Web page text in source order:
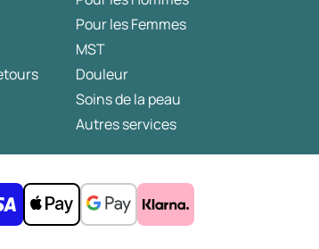
Pour les Femmes
MST
Douleur
Soins de la peau
Autres services